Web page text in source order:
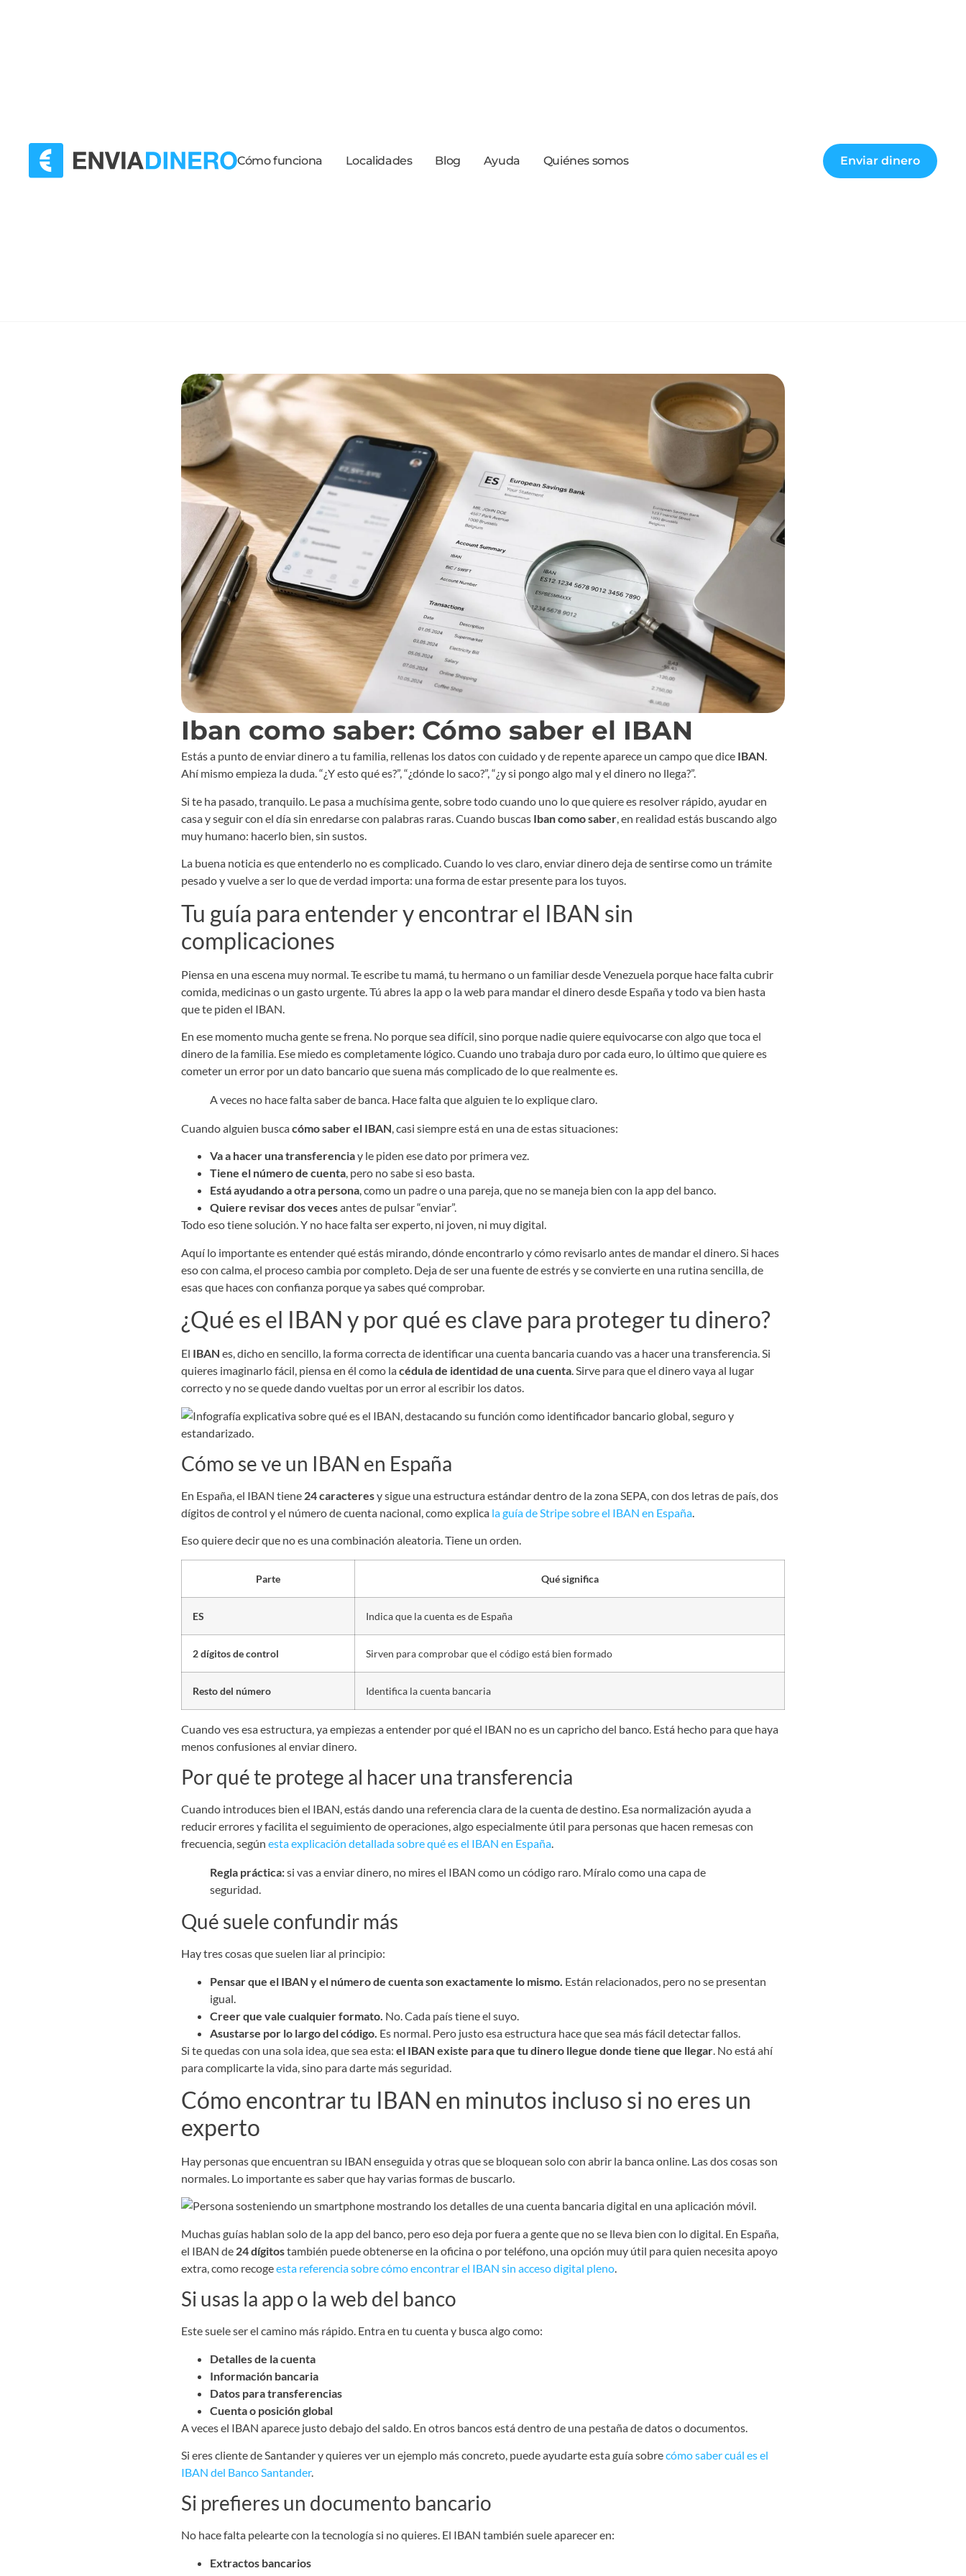
Cómo funciona Localidades Blog Ayuda Quiénes somos Enviar dinero
Iban como saber: Cómo saber el IBAN
Estás a punto de enviar dinero a tu familia, rellenas los datos con cuidado y de repente aparece un campo que dice IBAN.
Ahí mismo empieza la duda. “¿Y esto qué es?”, “¿dónde lo saco?”, “¿y si pongo algo mal y el dinero no llega?”.
Si te ha pasado, tranquilo. Le pasa a muchísima gente, sobre todo cuando uno lo que quiere es resolver rápido, ayudar en
casa y seguir con el día sin enredarse con palabras raras. Cuando buscas Iban como saber, en realidad estás buscando algo
muy humano: hacerlo bien, sin sustos.
La buena noticia es que entenderlo no es complicado. Cuando lo ves claro, enviar dinero deja de sentirse como un trámite
pesado y vuelve a ser lo que de verdad importa: una forma de estar presente para los tuyos.
Tu guía para entender y encontrar el IBAN sin
complicaciones
Piensa en una escena muy normal. Te escribe tu mamá, tu hermano o un familiar desde Venezuela porque hace falta cubrir
comida, medicinas o un gasto urgente. Tú abres la app o la web para mandar el dinero desde España y todo va bien hasta
que te piden el IBAN.
En ese momento mucha gente se frena. No porque sea difícil, sino porque nadie quiere equivocarse con algo que toca el
dinero de la familia. Ese miedo es completamente lógico. Cuando uno trabaja duro por cada euro, lo último que quiere es
cometer un error por un dato bancario que suena más complicado de lo que realmente es.
A veces no hace falta saber de banca. Hace falta que alguien te lo explique claro.
Cuando alguien buscacómo saber el IBAN, casi siempre está en una de estas situaciones:
Va a hacer una transferenciay le piden ese dato por primera vez.
Tiene el número de cuenta, pero no sabe si eso basta.
Está ayudando a otra persona, como un padre o una pareja, que no se maneja bien con la app del banco.
Quiere revisar dos vecesantes de pulsar “enviar”.
Todo eso tiene solución. Y no hace falta ser experto, ni joven, ni muy digital.
Aquí lo importante es entender qué estás mirando, dónde encontrarlo y cómo revisarlo antes de mandar el dinero. Si haces
eso con calma, el proceso cambia por completo. Deja de ser una fuente de estrés y se convierte en una rutina sencilla, de
esas que haces con confianza porque ya sabes qué comprobar.
¿Qué es el IBAN y por qué es clave para proteger tu dinero?
El IBAN es, dicho en sencillo, la forma correcta de identificar una cuenta bancaria cuando vas a hacer una transferencia. Si
quieres imaginarlo fácil, piensa en él como lacédula de identidad de una cuenta. Sirve para que el dinero vaya al lugar
correcto y no se quede dando vueltas por un error al escribir los datos.
Cómo se ve un IBAN en España
En España, el IBAN tiene 24 caracteresy sigue una estructura estándar dentro de la zona SEPA, con dos letras de país, dos
dígitos de control y el número de cuenta nacional, como explica la guía de Stripe sobre el IBAN en España.
Eso quiere decir que no es una combinación aleatoria. Tiene un orden.
Parte Qué significa
ES Indica que la cuenta es de España
2 dígitos de control Sirven para comprobar que el código está bien formado
Resto del número Identifica la cuenta bancaria
Cuando ves esa estructura, ya empiezas a entender por qué el IBAN no es un capricho del banco. Está hecho para que haya
menos confusiones al enviar dinero.
Por qué te protege al hacer una transferencia
Cuando introduces bien el IBAN, estás dando una referencia clara de la cuenta de destino. Esa normalización ayuda a
reducir errores y facilita el seguimiento de operaciones, algo especialmente útil para personas que hacen remesas con
frecuencia, según esta explicación detallada sobre qué es el IBAN en España.
Regla práctica:si vas a enviar dinero, no mires el IBAN como un código raro. Míralo como una capa de
seguridad.
Qué suele confundir más
Hay tres cosas que suelen liar al principio:
Pensar que el IBAN y el número de cuenta son exactamente lo mismo. Están relacionados, pero no se presentan
igual.
Creer que vale cualquier formato. No. Cada país tiene el suyo.
Asustarse por lo largo del código. Es normal. Pero justo esa estructura hace que sea más fácil detectar fallos.
Si te quedas con una sola idea, que sea esta: el IBAN existe para que tu dinero llegue donde tiene que llegar . No está ahí
para complicarte la vida, sino para darte más seguridad.
Cómo encontrar tu IBAN en minutos incluso si no eres un
experto
Hay personas que encuentran su IBAN enseguida y otras que se bloquean solo con abrir la banca online. Las dos cosas son
normales. Lo importante es saber que hay varias formas de buscarlo.
Muchas guías hablan solo de la app del banco, pero eso deja por fuera a gente que no se lleva bien con lo digital. En España,
el IBAN de 24 dígitostambién puede obtenerse en la oficina o por teléfono, una opción muy útil para quien necesita apoyo
extra, como recogeesta referencia sobre cómo encontrar el IBAN sin acceso digital pleno
Si usas la app o la web del banco
Este suele ser el camino más rápido. Entra en tu cuenta y busca algo como:
Detalles de la cuenta
Información bancaria
Datos para transferencias
Cuenta o posición global
A veces el IBAN aparece justo debajo del saldo. En otros bancos está dentro de una pestaña de datos o documentos.
Si eres cliente de Santander y quieres ver un ejemplo más concreto, puede ayudarte esta guía sobrecómo saber cuál es el
IBAN del Banco Santander.
Si prefieres un documento bancario
No hace falta pelearte con la tecnología si no quieres. El IBAN también suele aparecer en:
Extractos bancarios